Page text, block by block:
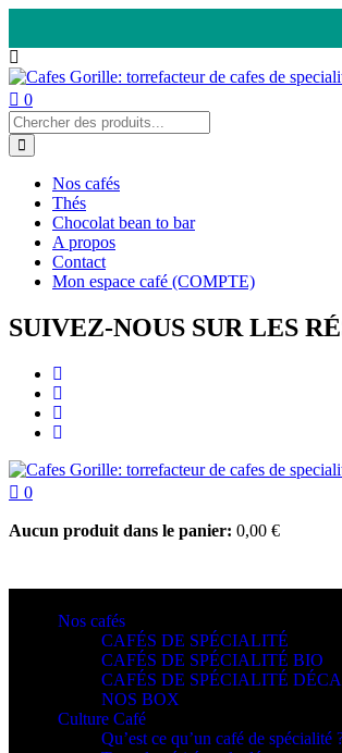
0
Nos cafés
Thés
Chocolat bean to bar
A propos
Contact
Mon espace café (COMPTE)
SUIVEZ-NOUS SUR LES
0
Aucun produit dans le panier: 0,00 €
Nos cafés
CAFÉS DE SPÉCIALITÉ
CAFÉS DE SPÉCIALITÉ BIO
CAFÉS DE SPÉCIALITÉ DÉCA
NOS BOX
Culture Café
Qu’est ce qu’un café de spécialité